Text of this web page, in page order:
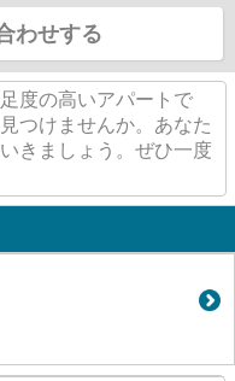
わせする
度の高いアパートで
つけませんか。あなた
きましょう。ぜひ一度